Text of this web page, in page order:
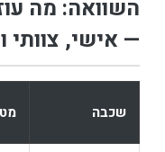
השוואה: מה
— אישי, צוותי
שכבה